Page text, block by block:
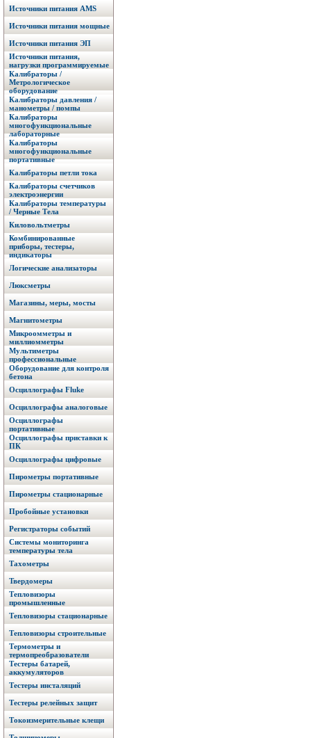
Источники питания AMS
Источники питания мощные
Источники питания ЭП
Источники питания,
нагрузки программируемые
Калибраторы /
Метрологическое
оборудование
Калибраторы давления /
манометры / помпы
Калибраторы
многофункциональные
лабораторные
Калибраторы
многофункциональные
портативные
Калибраторы петли тока
Калибраторы счетчиков
электроэнергии
Калибраторы температуры
/ Черные Тела
Киловольтметры
Комбинированные
приборы, тестеры,
индикаторы
Логические анализаторы
Люксметры
Магазины, меры, мосты
Магнитометры
Микроомметры и
миллиомметры
Мультиметры
профессиональные
Оборудование для контроля
бетона
Осциллографы Fluke
Осциллографы аналоговые
Осциллографы
портативные
Осциллографы приставки к
ПК
Осциллографы цифровые
Пирометры портативные
Пирометры стационарные
Пробойные установки
Регистраторы событий
Системы мониторинга
температуры тела
Тахометры
Твердомеры
Тепловизоры
промышленные
Тепловизоры стационарные
Тепловизоры строительные
Термометры и
термопреобразователи
Тестеры батарей,
аккумуляторов
Тестеры инсталяций
Тестеры релейных защит
Токоизмерительные клещи